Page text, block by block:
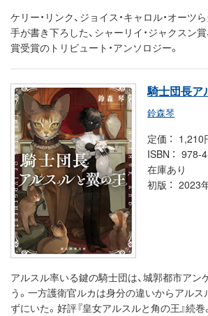
ケリー・リンク、ジョイス・キャロル・オーツ
手が書き下ろした、シャーリイ・ジャクスン賞
賞受賞のトリビュート・アンソロジー。
騎士団長ア
鈴森琴
定価
1,210
ISBN
978-
在庫あり
初版
2023
アルスル率いる鍵の騎士団は、城郭都市アン
う。一方護衛官ルカは身分の違いからアル
ずにいた。好評『皇女アルスルと角の王』続巻。